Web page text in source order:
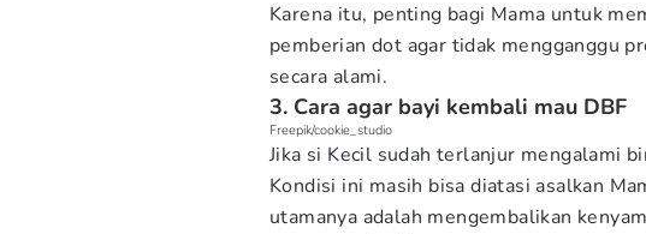
Karena itu, penting bagi Mama untuk
pemberian dot agar tidak mengganggu
secara alami.
3. Cara agar bayi kembali mau DBF
Freepik/cookie_studio
Jika si Kecil sudah terlanjur mengalami
Kondisi ini masih bisa diatasi asalkan
utamanya adalah mengembalikan